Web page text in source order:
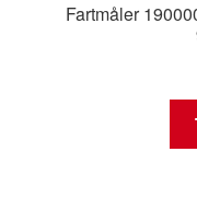
Fartmåler